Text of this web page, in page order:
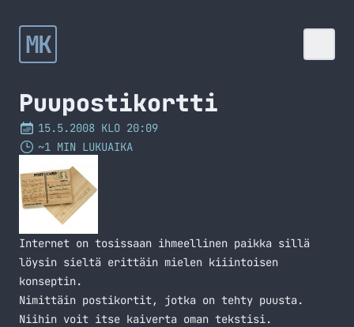
MK
Puupostikortti
15.5.2008 KLO 20:09
~1 MIN LUKUAIKA
Internet on tosissaan ihmeellinen paikka sillä
löysin sieltä erittäin mielen kiiintoisen
konseptin.
Nimittäin postikortit, jotka on tehty puusta.
Niihin voit itse kaiverta oman tekstisi.